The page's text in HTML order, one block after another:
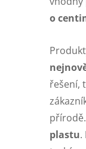
o
řešení,
přírodě.
plastu.